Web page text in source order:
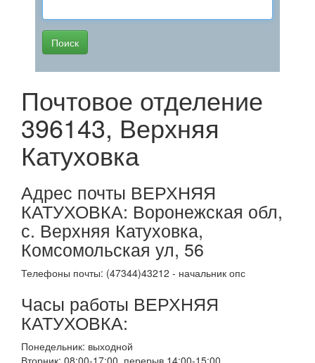
Почтовое отделение
396143, Верхняя
Катуховка
Адрес почты ВЕРХНЯЯ
КАТУХОВКА: Воронежская обл,
с. Верхняя Катуховка,
Комсомольская ул, 56
Телефоны почты: (47344)43212 - начальник опс
Часы работы ВЕРХНЯЯ
КАТУХОВКА:
Понедельник: выходной
Вторник: 08:00-17:00, перерыв 14:00-15:00